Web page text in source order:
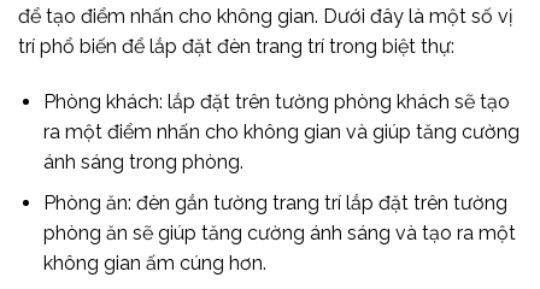
để tạo điểm nhấn cho không gian. Dưới đây là một số vị
trí phổ biến để lắp đặt đèn trang trí trong biệt thự:
Phòng khách: lắp đặt trên tường phòng khách sẽ tạo
ra một điểm nhấn cho không gian và giúp tăng cường
ánh sáng trong phòng.
Phòng ăn: đèn gắn tường trang trí lắp đặt trên tường
phòng ăn sẽ giúp tăng cường ánh sáng và tạo ra một
không gian ấm cúng hơn.